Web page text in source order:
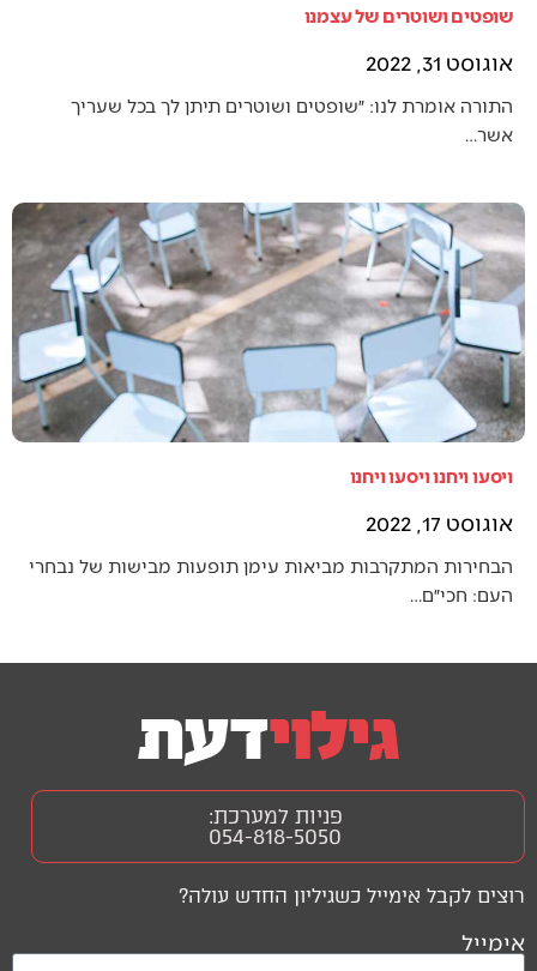
שופטים ושוטרים של עצמנו
אוגוסט 31, 2022
התורה אומרת לנו: ״שופטים ושוטרים תיתן לך בכל שעריך
אשר…
ויסעו ויחנו ויסעו ויחנו
אוגוסט 17, 2022
הבחירות המתקרבות מביאות עימן תופעות מבישות של נבחרי
העם: חכי״ם…
רוצים לקבל אימייל כשגיליון החדש עולה?
אימייל
פניות למערכת:
054-818-5050